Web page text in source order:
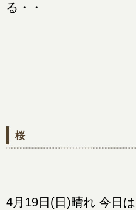
る・・
桜
4月19日(日)晴れ 今日